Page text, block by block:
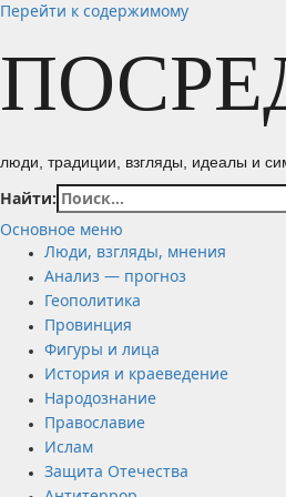
Перейти к содержимому
люди, традиции, взгляды, идеалы и
Найти:
Основное меню
Люди, взгляды, мнения
Анализ — прогноз
Геополитика
Провинция
Фигуры и лица
История и краеведение
Народознание
Православие
Ислам
Защита Отечества